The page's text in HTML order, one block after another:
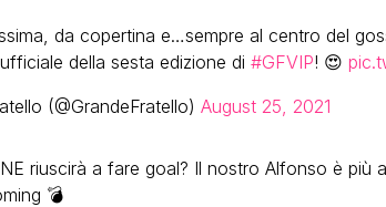
da copertina e…sempre al centro del
della sesta edizione di #GFVIP! 😍
(@GrandeFratello) August 25, 2021
riuscirà a fare goal? Il nostro Alfonso è più
💣